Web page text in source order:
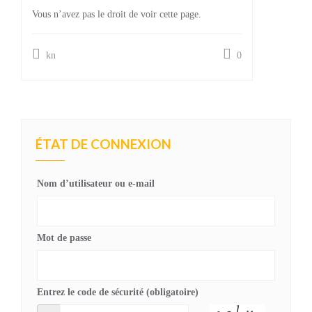
Vous n’avez pas le droit de voir cette page.
kn 0
ÉTAT DE CONNEXION
Nom d’utilisateur ou e-mail
Mot de passe
Entrez le code de sécurité (obligatoire)